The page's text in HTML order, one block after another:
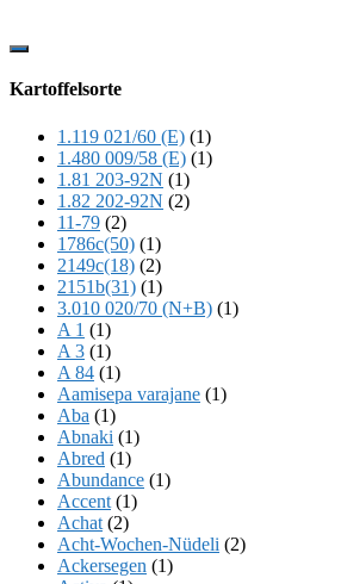
Show
Content
Kartoffelsorte
1.119 021/60 (E) (1)
1.480 009/58 (E) (1)
1.81 203-92N (1)
1.82 202-92N (2)
11-79 (2)
1786c(50) (1)
2149c(18) (2)
2151b(31) (1)
3.010 020/70 (N+B) (1)
A 1 (1)
A 3 (1)
A 84 (1)
Aamisepa varajane (1)
Aba (1)
Abnaki (1)
Abred (1)
Abundance (1)
Accent (1)
Achat (2)
Acht-Wochen-Nüdeli (2)
Ackersegen (1)